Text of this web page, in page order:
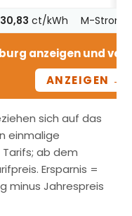
30,83 ct/kWh M-Strom
anzeigen und
ANZEIGEN →
sich auf das
einmalige
ab dem
Ersparnis =
minus Jahrespreis